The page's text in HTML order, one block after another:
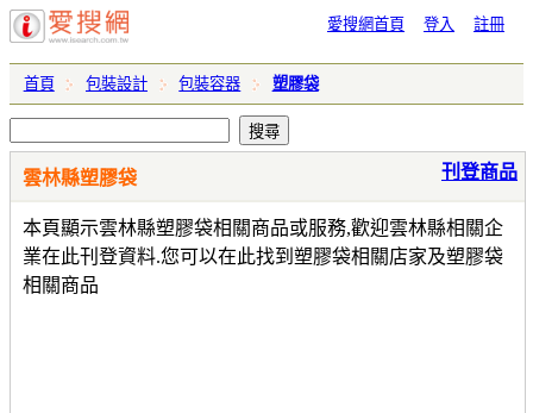
愛搜網首頁 登入 註冊
首頁 包裝設計 包裝容器 塑膠袋
雲林縣塑膠袋
本頁顯示雲林縣塑膠袋相關商品或服務,歡迎雲林縣相關企
業在此刊登資料.您可以在此找到塑膠袋相關店家及塑膠袋
相關商品
刊登商品